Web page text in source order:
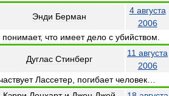
Энди Берман
4 августа
2006
понимает, что имеет дело с убийством
Дуглас Стинберг
11 августа
2006
Лассетер погибает человек